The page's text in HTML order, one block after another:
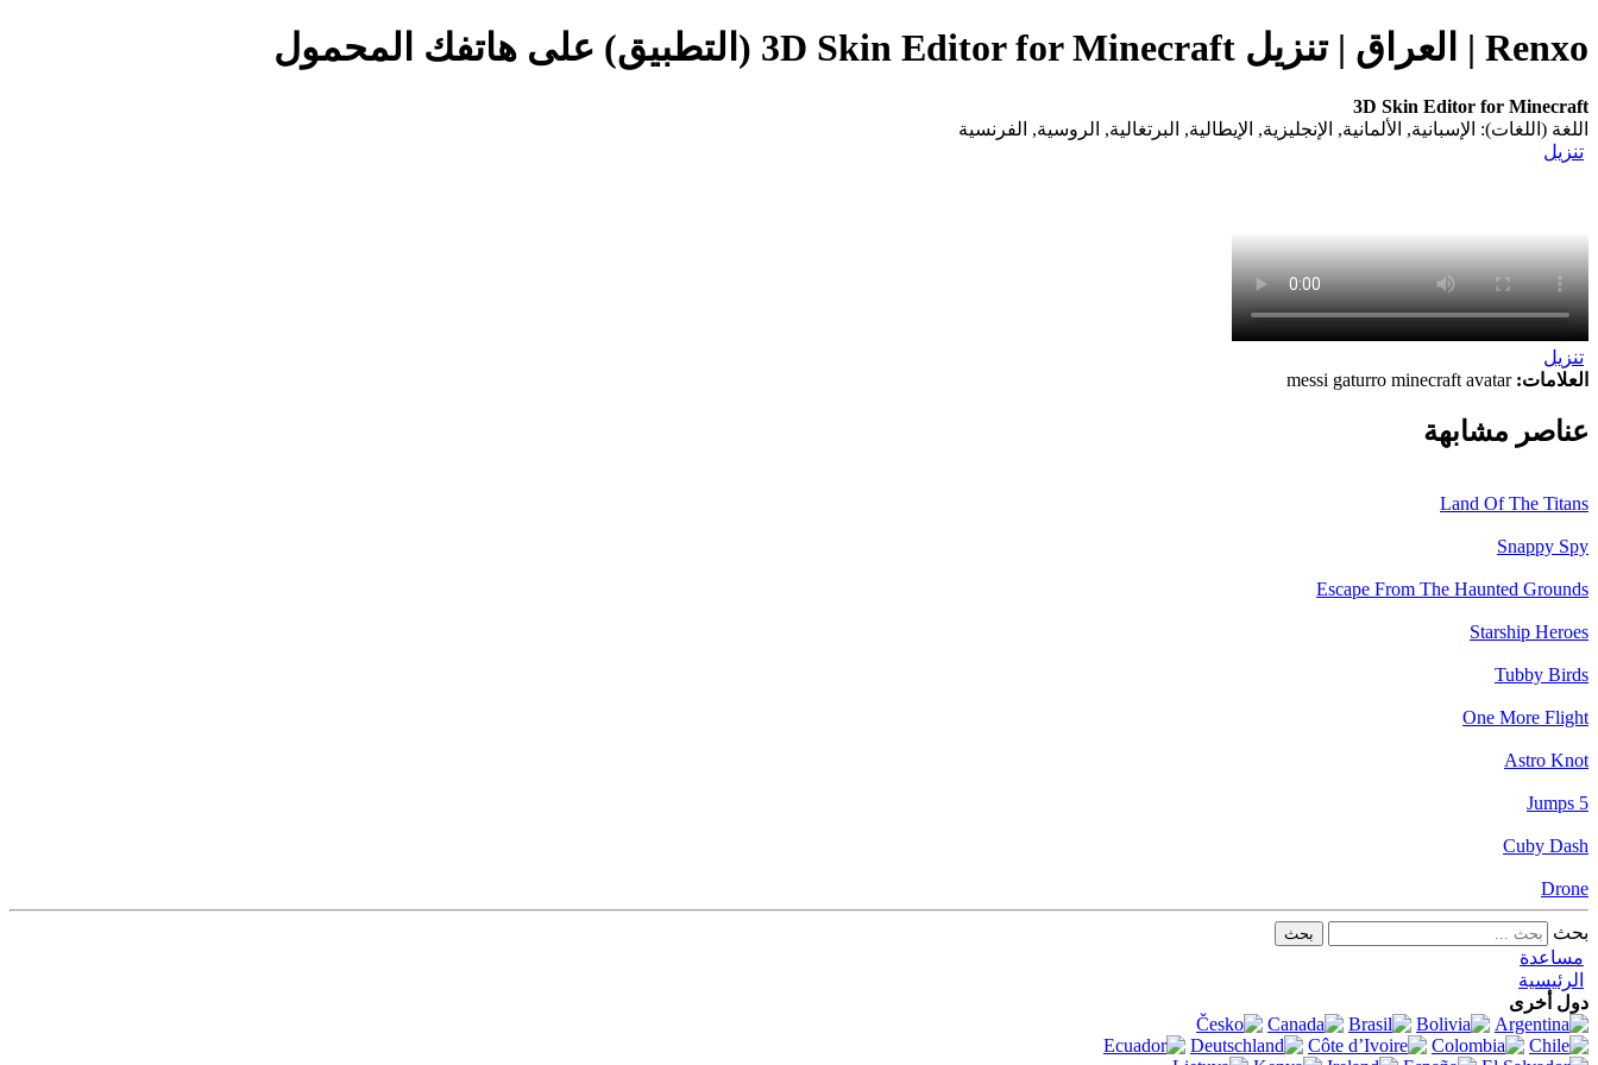
Renxo | العراق | تنزيل 3D Skin Editor for Minecraft (التطبيق) على هاتفك المحمول
3D Skin Editor for Minecraft
اللغة (اللغات): الإسبانية, الألمانية, الإنجليزية, الإيطالية, البرتغالية, الروسية, الفرنسية
تنزيل
تنزيل
العلامات: messi gaturro minecraft avatar
عناصر مشابهة
Land Of The Titans
Snappy Spy
Escape From The Haunted Grounds
Starship Heroes
Tubby Birds
One More Flight
Astro Knot
5 Jumps
Cuby Dash
Drone
بحث
مساعدة
الرئيسية
دول أخرى